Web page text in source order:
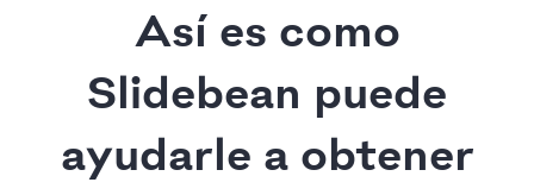
Así es como
Slidebean puede
ayudarle a obtener